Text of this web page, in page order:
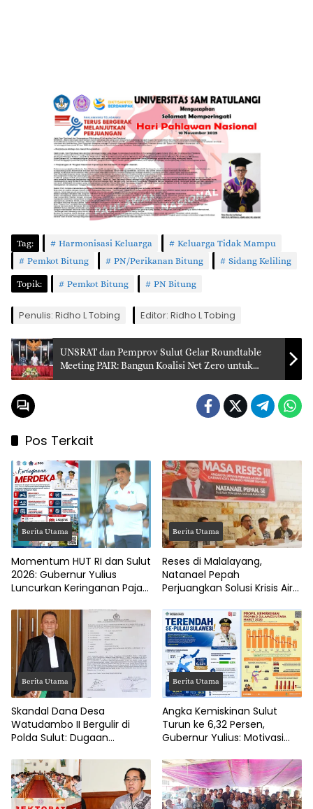
Tag: Harmonisasi Keluarga
Keluarga Tidak Mampu
Pemkot Bitung
PN/Perikanan Bitung Sidang Keliling
Topik: Pemkot Bitung PN Bitung
Penulis: Ridho L Tobing Editor: Ridho L Tobing
UNSRAT dan Pemprov Sulut Gelar Roundtable
Meeting PAIR: Bangun Koalisi Net Zero untuk
Sulawesi Utara
Pos Terkait
Berita Utama
Momentum HUT RI dan Sulut
2026: Gubernur Yulius
Luncurkan Keringanan Pajak
Berita Utama
Reses di Malalayang,
Natanael Pepah
Perjuangkan Solusi Krisis Air
DPRD Manado
Berita Utama
Skandal Dana Desa
Watudambo II Bergulir di
Polda Sulut: Dugaan
Hingga Jalan Tani Rp214
Juta
Berita Utama
Angka Kemiskinan Sulut
Turun ke 6,32 Persen,
Gubernur Yulius: Motivasi